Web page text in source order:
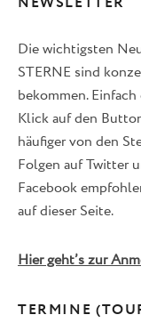
Die wichtigsten
STERNE sind
bekommen.
Klick auf den
häufiger von den
Folgen auf Twitter
Facebook
auf dieser Seite.
Hier geht’s zur
TERMINE